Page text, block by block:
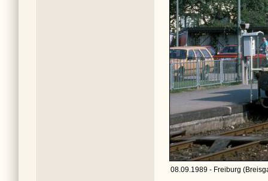
08.09.1989 - Freiburg